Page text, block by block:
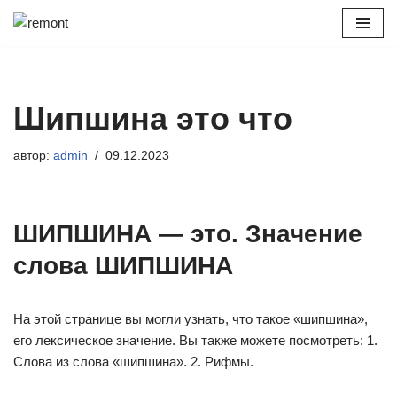
Шипшина это что
автор: admin 09.12.2023
ШИПШИНА — это. Значение
слова ШИПШИНА
На этой странице вы могли узнать, что такое «шипшина»,
его лексическое значение. Вы также можете посмотреть: 1.
Слова из слова «шипшина». 2. Рифмы.